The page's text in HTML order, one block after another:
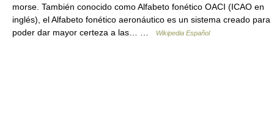
morse. También conocido como Alfabeto fonético OACI (ICAO en
inglés), el Alfabeto fonético aeronáutico es un sistema creado para
poder dar mayor certeza a las… …
Wikipedia Español